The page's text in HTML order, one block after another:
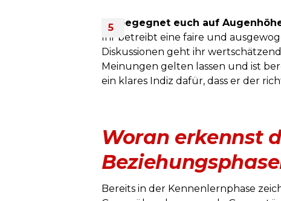
Ihr begegnet euch auf
Ihr betreibt eine faire und
Diskussionen geht ihr
Meinungen gelten lassen und ist
ein klares Indiz dafür, dass er der
Woran erkennst
Bereits in der Kennenlernphase